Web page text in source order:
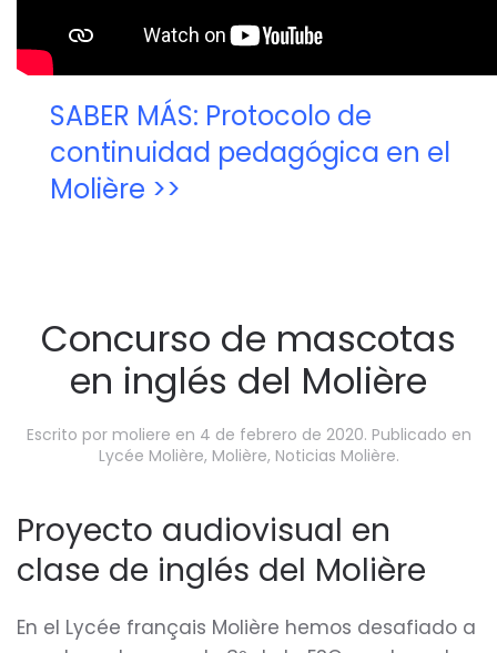
SABER MÁS: Protocolo de
continuidad pedagógica en el
Molière >>
Concurso de mascotas
en inglés del Molière
Escrito por moliere en 4 de febrero de 2020. Publicado en
Lycée Molière, Molière, Noticias Molière.
Proyecto audiovisual en
clase de inglés del Molière
En el Lycée français Molière hemos desafiado a